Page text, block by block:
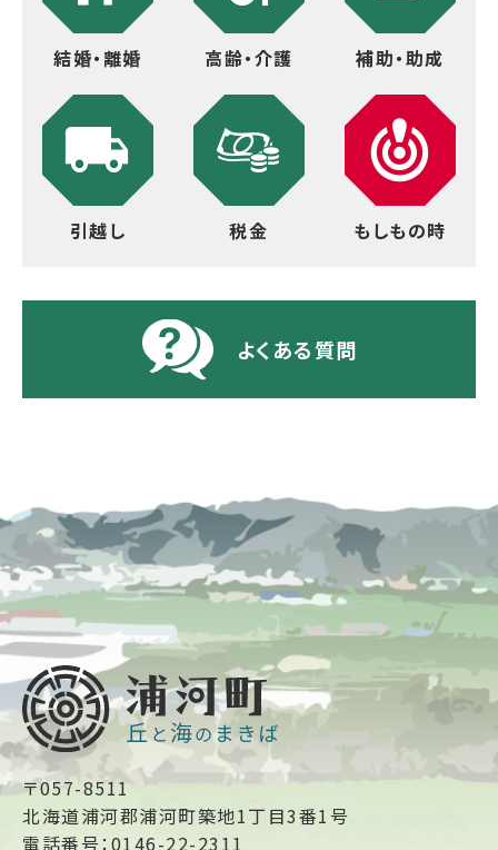
結婚・離婚 高齢・介護 補助・助成
引越し 税金 もしもの時
よくある質問
〒057-8511
北海道浦河郡浦河町築地1丁目3番1号
電話番号：0146-22-2311